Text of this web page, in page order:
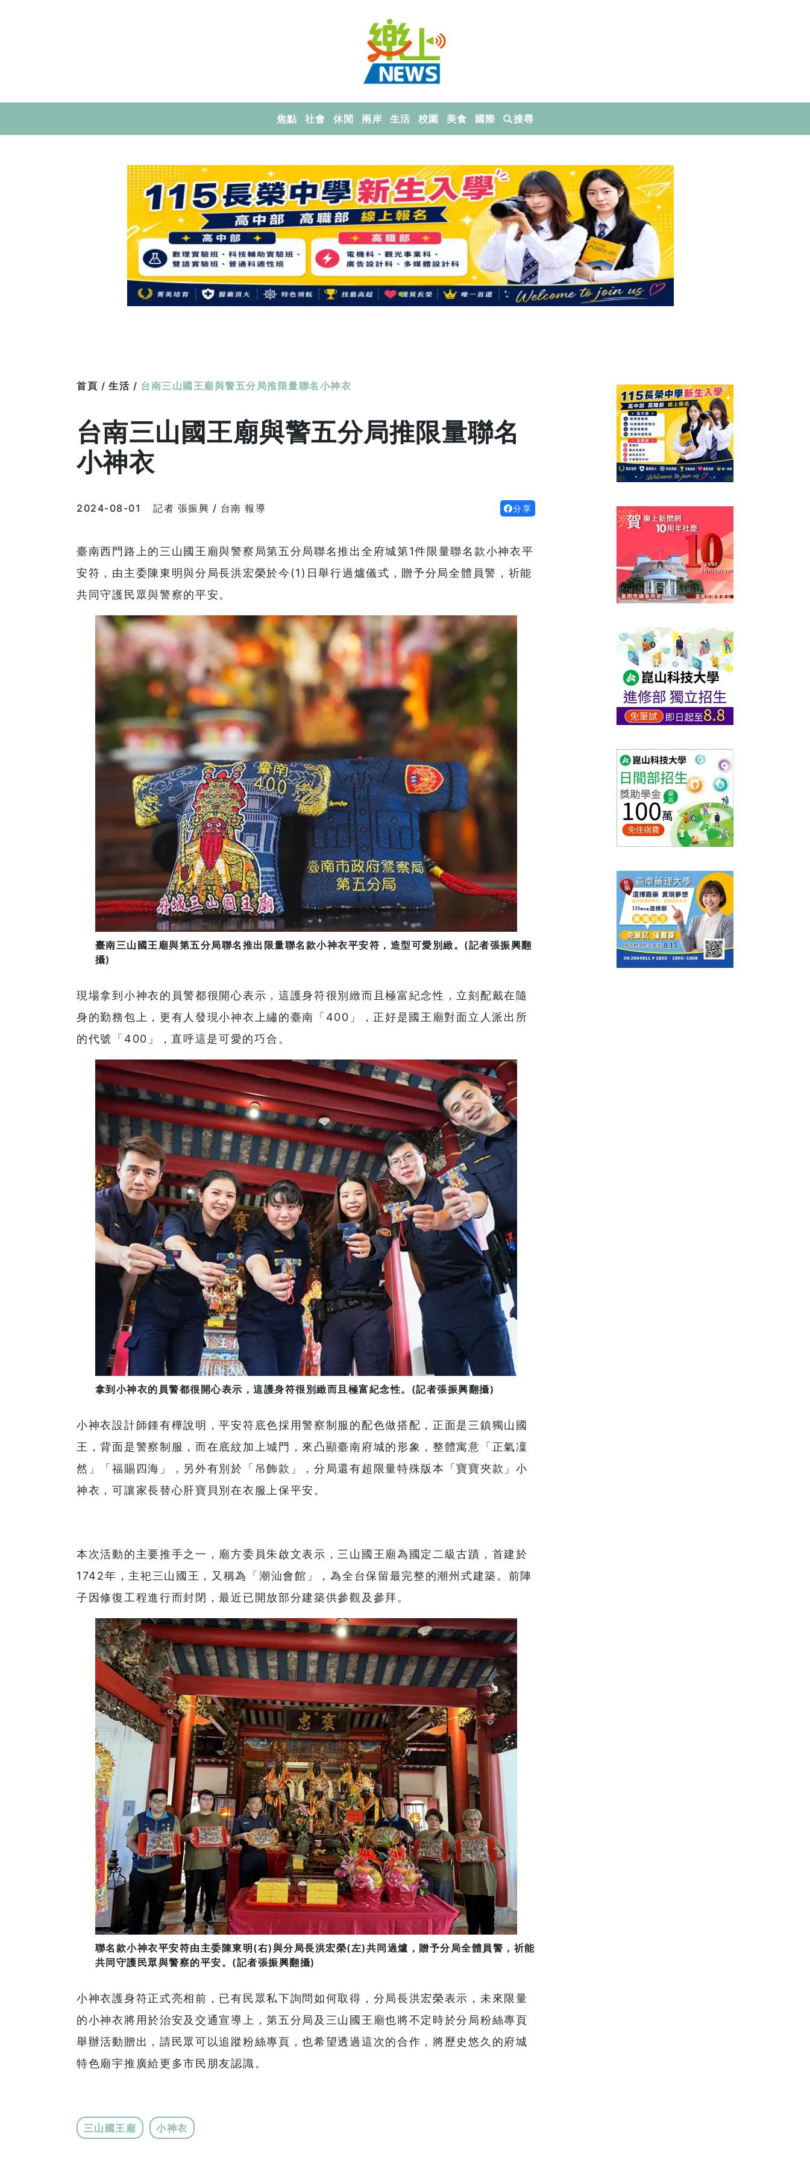
焦點 社會 休閒 兩岸 生活 校園 美食 國際 搜尋
首頁 / 生活 / 台南三山國王廟與警五分局推限量聯名小神衣
台南三山國王廟與警五分局推限量聯名
小神衣
2024-08-01 記者 張振興 / 台南 報導 分享
臺南西門路上的三山國王廟與警察局第五分局聯名推出全府城第1件限量聯名款小神衣平
安符，由主委陳東明與分局長洪宏榮於今(1)日舉行過爐儀式，贈予分局全體員警，祈能
共同守護民眾與警察的平安。
臺南三山國王廟與第五分局聯名推出限量聯名款小神衣平安符，造型可愛別緻。(記者張振興翻
攝)
現場拿到小神衣的員警都很開心表示，這護身符很別緻而且極富紀念性，立刻配戴在隨
身的勤務包上，更有人發現小神衣上繡的臺南「400」，正好是國王廟對面立人派出所
的代號「400」，直呼這是可愛的巧合。
拿到小神衣的員警都很開心表示，這護身符很別緻而且極富紀念性。(記者張振興翻攝)
小神衣設計師鍾有樺說明，平安符底色採用警察制服的配色做搭配，正面是三鎮獨山國
王，背面是警察制服，而在底紋加上城門，來凸顯臺南府城的形象，整體寓意「正氣凜
然」「福賜四海」，另外有別於「吊飾款」，分局還有超限量特殊版本「寶寶夾款」小
神衣，可讓家長替心肝寶貝別在衣服上保平安。
本次活動的主要推手之一，廟方委員朱啟文表示，三山國王廟為國定二級古蹟，首建於
1742年，主祀三山國王，又稱為「潮汕會館」，為全台保留最完整的潮州式建築。前陣
子因修復工程進行而封閉，最近已開放部分建築供參觀及參拜。
聯名款小神衣平安符由主委陳東明(右)與分局長洪宏榮(左)共同過爐，贈予分局全體員警，祈能
共同守護民眾與警察的平安。(記者張振興翻攝)
小神衣護身符正式亮相前，已有民眾私下詢問如何取得，分局長洪宏榮表示，未來限量
的小神衣將用於治安及交通宣導上，第五分局及三山國王廟也將不定時於分局粉絲專頁
舉辦活動贈出，請民眾可以追蹤粉絲專頁，也希望透過這次的合作，將歷史悠久的府城
特色廟宇推廣給更多市民朋友認識。
三山國王廟 小神衣